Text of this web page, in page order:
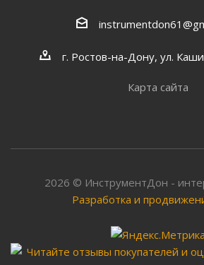
г. Ростов-на-Дону, ул.
Карта сайта
2026 © ИнструментДон -
Разработка и